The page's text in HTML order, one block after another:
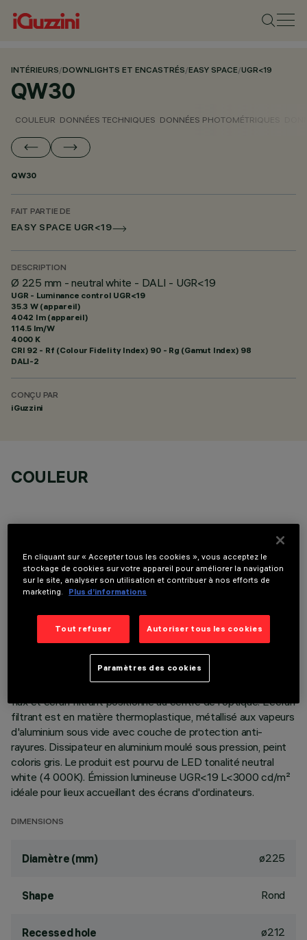
INTÉRIEURS/DOWNLIGHTS ET ENCASTRÉS/EASY SPACE/UGR<19
QW30
COULEUR DONNÉES TECHNIQUES DONNÉES PHOTOMÉTRIQUES
QW30
FAIT PARTIE DE
EASY SPACE UGR<19
DESCRIPTION
Ø 225 mm - neutral white - DALI - UGR<19
UGR - Luminance control UGR<19
35.3 W (appareil)
4042 lm (appareil)
114.5 lm/W
4000 K
CRI 92 - Rf (Colour Fidelity Index) 90 - Rg (Gamut Index) 98
DALI-2
CONÇU PAR
iGuzzini
COULEUR
DONNÉES TECHNIQUES
DERNIÈRE MISE À JOUR: 06/08/2026
DESCRIPTION
Appareil rond fixe prévu pour l'utilisation de source LED à
technologie C.o.B. Version lampe à poser, avec plaque.
Réflecteur en matière thermoplastique avec récupérateur de
flux et écran filtrant positionné au centre de l'optique. L'écran
filtrant est en matière thermoplastique, métallisé aux vapeurs
d'aluminium sous vide avec couche de protection anti-
rayures. Dissipateur en aluminium moulé sous pression, peint
coloris gris. Le produit est pourvu de LED tonalité neutral
white (4 000K). Émission lumineuse UGR<19 L<3000 cd/m²
idéale pour lieux accueillant des écrans d'ordinateurs.
DIMENSIONS
Diamètre (mm) ø225
Shape Rond
Recessed hole
ø212
En cliquant sur « Accepter tous les cookies », vous acceptez le
stockage de cookies sur votre appareil pour améliorer la navigation
sur le site, analyser son utilisation et contribuer à nos efforts de
marketing.
Plus d’informations
Tout refuser Autoriser tous les cookies
Paramètres des cookies